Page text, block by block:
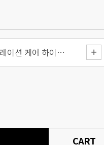
더 알파-알부틴 디스컬러레이션 케어 하이드로겔 마스크 3매입
CART